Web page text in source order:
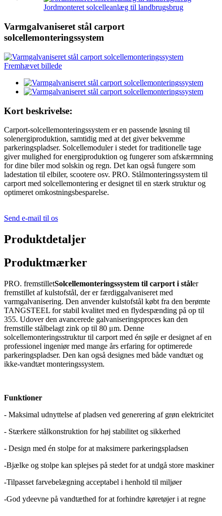
Jordmonteret solcelleanlæg til landbrugsbrug
Varmgalvaniseret stål carport
solcellemonteringssystem
Kort beskrivelse:
Carport-solcellemonteringssystem er en passende løsning til
solenergiproduktion, samtidig med at det giver bekvemme
parkeringspladser. Solcellemoduler i stedet for traditionelle tage
giver mulighed for energiproduktion og fungerer som afskærmning
for dine biler mod solskin og regn. Det kan også fungere som
ladestation til elbiler, scootere osv. PRO. Stålmonteringssystem til
carport med solcellemontering er designet til en stærk struktur og
optimeret omkostningsbesparelse.
Send e-mail til os
Produktdetaljer
Produktmærker
PRO. fremstilletSolcellemonteringssystem til carport i ståler
fremstillet af kulstofstål, der er færdiggalvaniseret med
varmgalvanisering. Den anvender kulstofstål købt fra den berømte
TANGSTEEL for stabil kvalitet med en flydespænding på op til
355. Udover den avancerede galvaniseringsproces kan den
fremstille stålbelagt zink op til 80 μm. Denne
solcellemonteringsstruktur til carport med én søjle er designet af en
professionel ingeniør med mange års erfaring for optimerede
parkeringspladser. Den kan også designes med både vandtæt og
ikke-vandtæt monteringssystem.
Funktioner
- Maksimal udnyttelse af pladsen ved generering af grøn elektricitet
- Stærkere stålkonstruktion for høj stabilitet og sikkerhed
- Design med én stolpe for at maksimere parkeringspladsen
-Bjælke og stolpe kan splejses på stedet for at undgå store maskiner
-Tilpasset farvebelægning acceptabel i henhold til miljøer
-God ydeevne på vandtæthed for at forhindre køretøjer i at regne